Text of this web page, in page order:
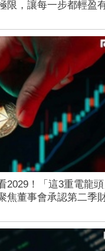
限，讓每一步都輕盈
2029！「這3重電龍
董事會承認第二季